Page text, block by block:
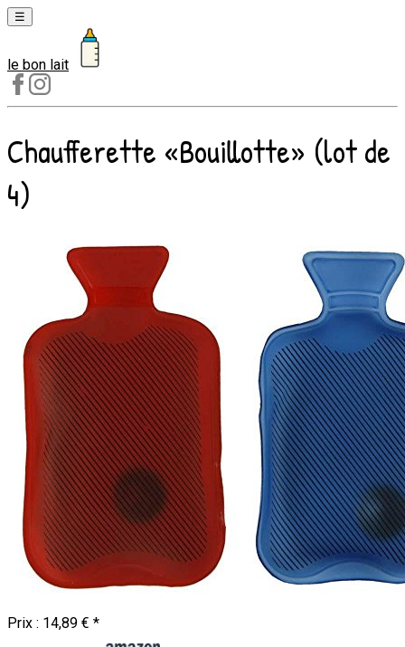
☰
Laits
1er
âge
Laits
2e
croissance
le bon lait
Chaufferette «Bouillotte» (lot de
4)
Prix : 14,89 € *